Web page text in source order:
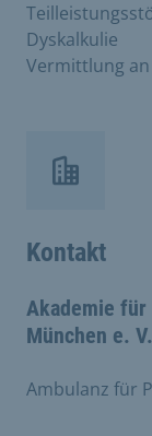
Dyskalkulie
Vermittlung
Kontakt
Akademie für
München e. V.
Ambulanz für